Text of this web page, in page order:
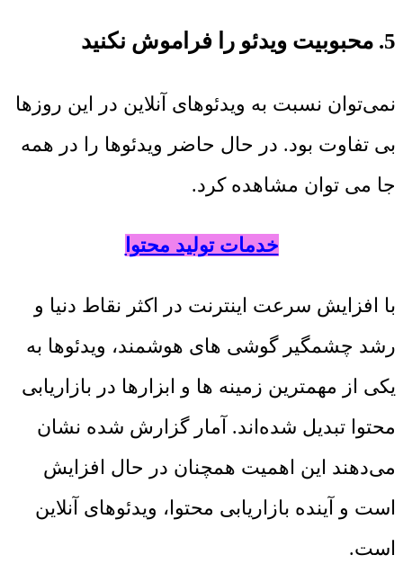
5. محبوبیت ویدئو را فراموش نکنید
نمی‌توان نسبت به ویدئوهای آنلاین در این روزها
بی تفاوت بود. در حال حاضر ویدئوها را در همه
جا می توان مشاهده کرد.
خدمات تولید محتوا
با افزایش سرعت اینترنت در اکثر نقاط دنیا و
رشد چشمگیر گوشی های هوشمند، ویدئوها به
یکی از مهمترین زمینه ها و ابزارها در بازاریابی
محتوا تبدیل شده‌اند. آمار گزارش شده نشان
می‌دهند این اهمیت همچنان در حال افزایش
است و آینده بازاریابی محتوا، ویدئوهای آنلاین
است.